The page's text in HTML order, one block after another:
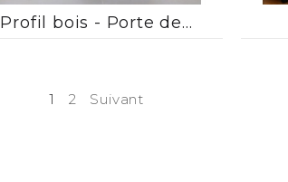
Profil bois - Porte de...
1 2 Suivant